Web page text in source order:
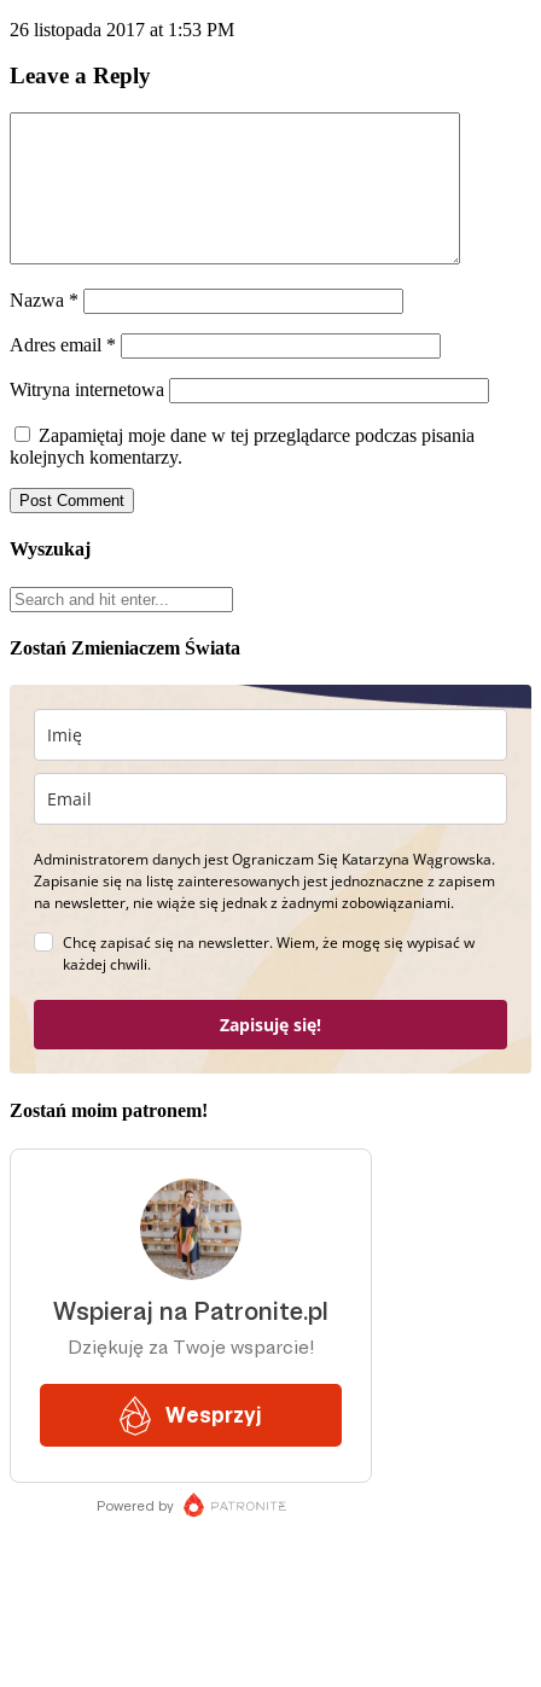
26 listopada 2017 at 1:53 PM
Leave a Reply
Nazwa *
Adres email *
Witryna internetowa
Zapamiętaj moje dane w tej przeglądarce podczas pisania
kolejnych komentarzy.
Wyszukaj
Zostań Zmieniaczem Świata
Administratorem danych jest Ograniczam Się Katarzyna Wągrowska.
Zapisanie się na listę zainteresowanych jest jednoznaczne z zapisem
na newsletter, nie wiąże się jednak z żadnymi zobowiązaniami.
Chcę zapisać się na newsletter. Wiem, że mogę się wypisać w
każdej chwili.
Zapisuję się!
Zostań moim patronem!